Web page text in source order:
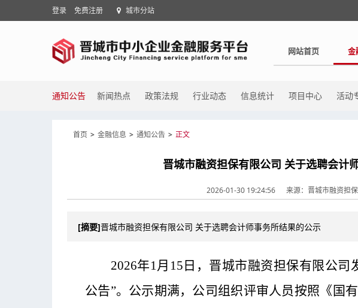
登录 免费注册 城市分站
网站首页 金
通知公告 新闻热点 政策法规 行业动态 信息统计 项目中心 活动
首页 > 金融信息 > 通知公告 > 正文
晋城市融资担保有限公司 关于选聘会计
2026-01-30 19:24:56 来源：晋城市融资担
[摘要]晋城市融资担保有限公司 关于选聘会计师事务所结果的公示
2026年1月 15 日，晋城市融资担保有限公司
公告”。公示期满，公司组织评审人员按照《国